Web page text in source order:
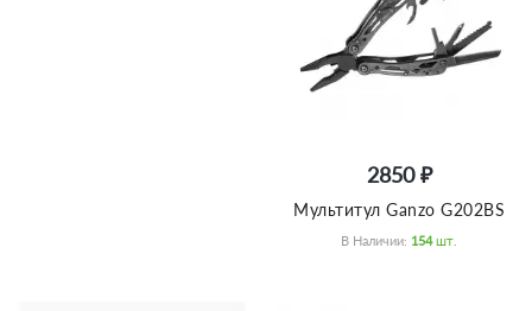
2850 ₽
Мультитул Ganzo G202BS
В Наличии: 154 Шт.